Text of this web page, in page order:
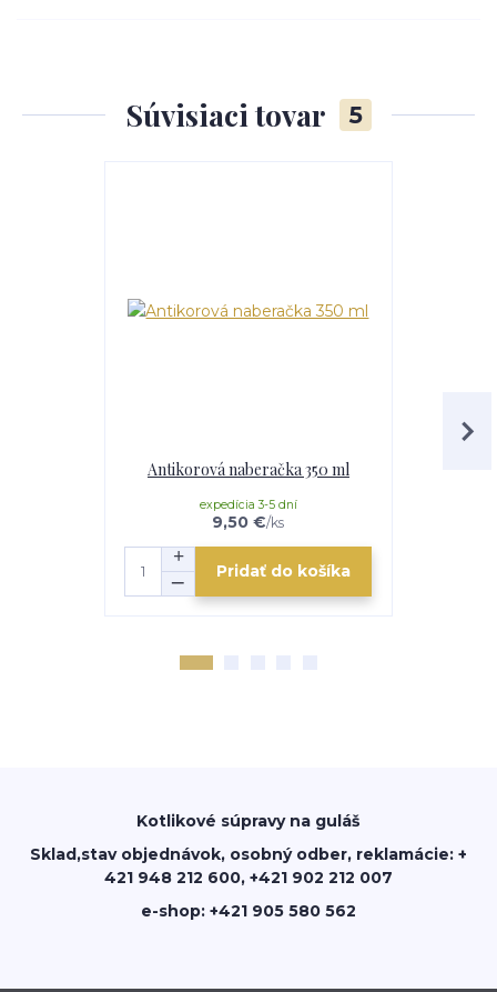
Súvisiaci tovar 5
Antikorová naberačka 350 ml
9,50 €/ks
expedícia 3-5 dní
Pridať do košíka
Kotlikové súpravy na guláš
Sklad,stav objednávok, osobný odber, reklamácie: +
421 948 212 600, +421 902 212 007
e-shop: +421 905 580 562